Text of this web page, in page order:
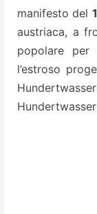
manifesto del
austriaca, a
popolare per
l’estroso